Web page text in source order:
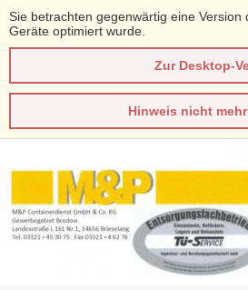
Sie betrachten gegenwärtig eine
Geräte optimiert wurde.
Zur Desktop-
Hinweis nicht